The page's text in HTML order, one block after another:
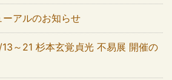
アルのお知らせ
13～21 杉本玄覚貞光 不易展 開催の